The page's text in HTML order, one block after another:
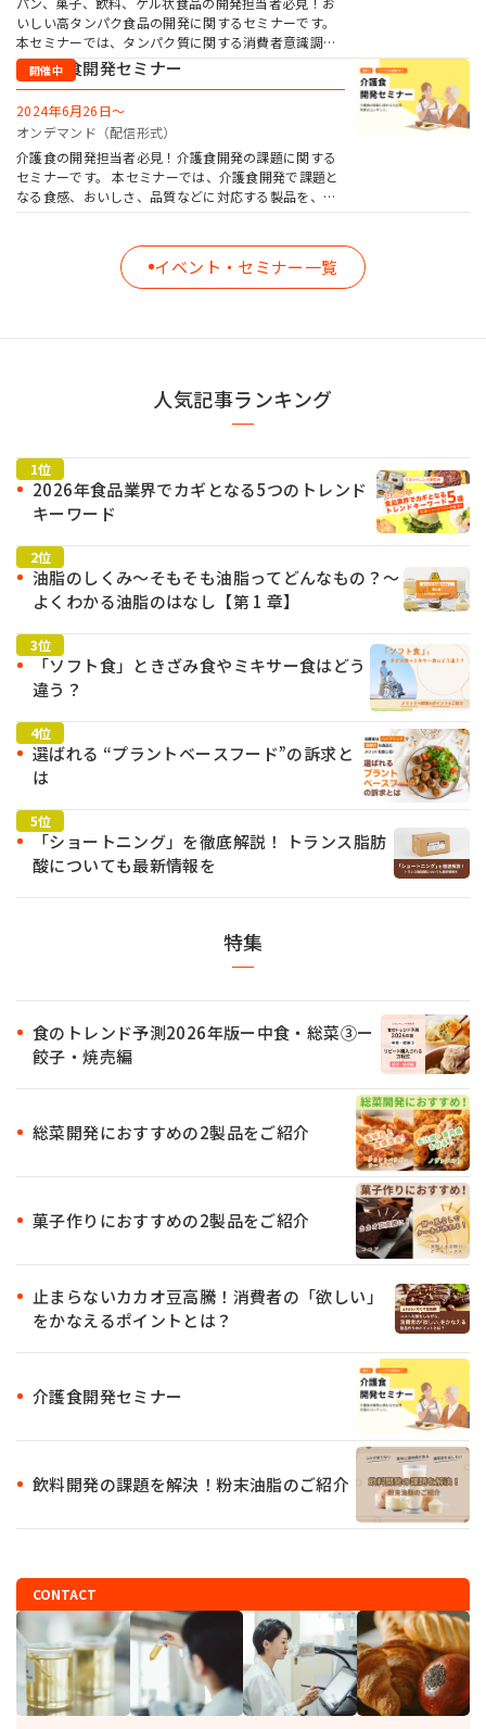
いしい高タンパク食品の開発に関するセミナーです。
本セミナーでは、タンパク質に関する消費者意識調査
の結果や食品の市場情報をもとに、パン、菓子、飲
料、ゲル状食品それぞれのタンパク質強化における具
みは無料、いつでも視聴可能です。ぜひご覧くださ
い！
介護食開発セミナー
2024年6月26日～
オンデマンド（配信形式）
介護食の開発担当者必見！介護食開発の課題に関する
セミナーです。 本セミナーでは、介護食開発で課題と
なる食感、おいしさ、品質などに対応する製品を、ア
プリケーションの事例を含めご紹介。お申し込みは無
イベント・セミナー一覧
人気記事ランキング
2026年食品業界でカギとなる5つのトレンド
キーワード
油脂のしくみ～そもそも油脂ってどんなもの？～
よくわかる油脂のはなし【第 1 章】
「ソフト食」ときざみ食やミキサー食はどう
違う？
選ばれる “プラントベースフード”の訴求と
は
「ショートニング」を徹底解説！ トランス脂肪
酸についても最新情報を
特集
食のトレンド予測2026年版ー中食・総菜③ー
餃子・焼売編
総菜開発におすすめの2製品をご紹介
菓子作りにおすすめの2製品をご紹介
止まらないカカオ豆高騰！消費者の「欲しい」
をかなえるポイントとは？
介護食開発セミナー
飲料開発の課題を解決！粉末油脂のご紹介
CONTACT